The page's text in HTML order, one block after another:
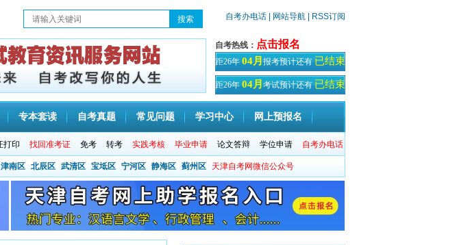
自考办电话 | 网站导航 | RSS订阅
自考热线： 点击报名
距26年 04月 报考预计还有 已结束
天！
距26年 04月 考试预计还有 已结束
天
专本套读 自考真题 常见问题 学习中心 网上预报名
打印 找回准考证 免考 转考 实践考核 毕业申请 论文答辩 学位申请 自考办电话
津南区 北辰区 武清区 宝坻区 宁河区 静海区 蓟州区 天津自考网微信公众号